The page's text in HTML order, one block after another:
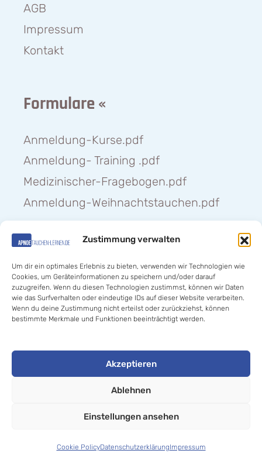
Zustimmung verwalten
Um dir ein optimales Erlebnis zu bieten, verwenden wir Technologien wie
Cookies, um Geräteinformationen zu speichern und/oder darauf
zuzugreifen. Wenn du diesen Technologien zustimmst, können wir Daten
wie das Surfverhalten oder eindeutige IDs auf dieser Website verarbeiten.
Wenn du deine Zustimmung nicht erteilst oder zurückziehst, können
bestimmte Merkmale und Funktionen beeinträchtigt werden.
Akzeptieren
Ablehnen
Einstellungen ansehen
Cookie PolicyDatenschutzerklärungImpressum
AGB
Impressum
Kontakt
Formulare «
Anmeldung-Kurse.pdf
Anmeldung- Training .pdf
Medizinischer-Fragebogen.pdf
Anmeldung-Weihnachtstauchen.pdf
© 2020-2025 Jan Thomas Kalz //
Apnoetauchen- lernen.de. All rights reserved.
VARIANTE AUSWÄHLEN From 62,00